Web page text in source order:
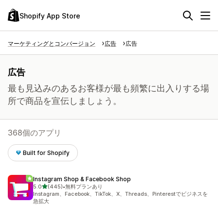
Shopify App Store
マーケティングとコンバージョン 広告 広告
広告
最も見込みのあるお客様が最も頻繁に出入りする場
所で商品を宣伝しましょう。
368個のアプリ
Built for Shopify
Instagram Shop & Facebook Shop
5.05つ星中
(445)
合計レビュー数：445件
•無料プランあり
Instagram、Facebook、TikTok、X、Threads、Pinterestでビジネスを
急拡大